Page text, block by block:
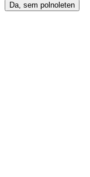
Da, sem polnoleten